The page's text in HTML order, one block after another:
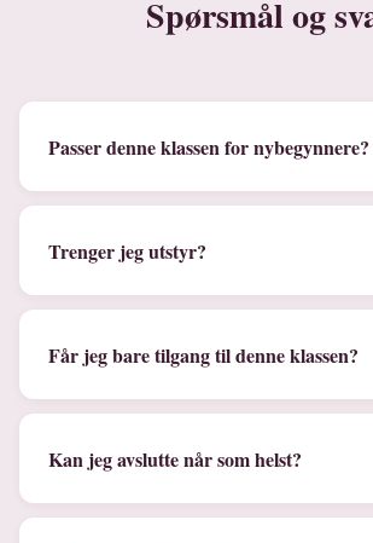
Spørsmål og
Passer denne klassen for nybegynnere?
Trenger jeg utstyr?
Får jeg bare tilgang til denne klassen?
Kan jeg avslutte når som helst?